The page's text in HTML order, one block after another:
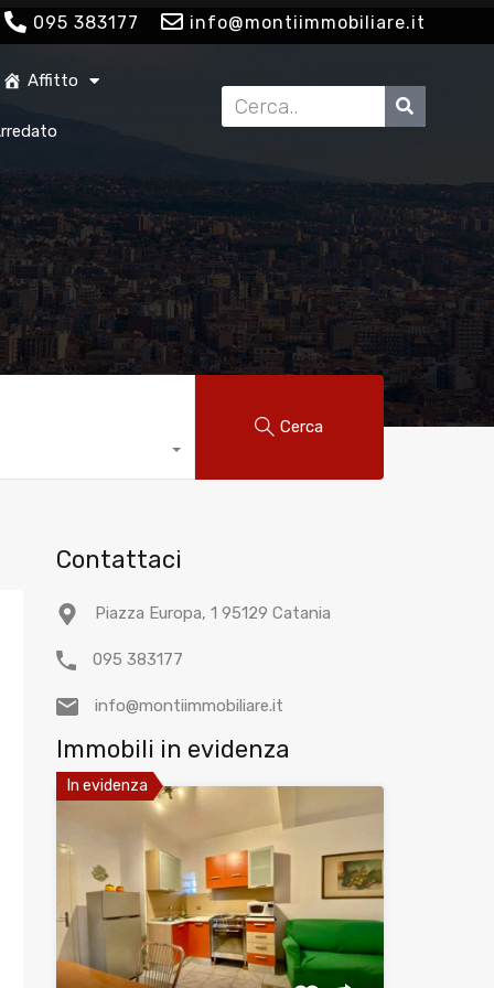
095 383177 info@montiimmobiliare.it
Affitto
Cerca
Contattaci
Piazza Europa, 1 95129 Catania
095 383177
info@montiimmobiliare.it
Immobili in evidenza
In evidenza